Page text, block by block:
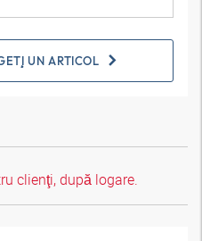
UN ARTICOL
clienţi, după logare.